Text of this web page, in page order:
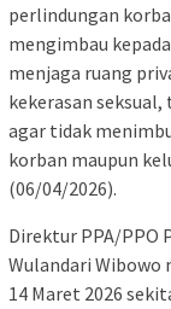
perlindungan
mengimbau
menjaga ruang
kekerasan
agar tidak
korban maupun
(06/04/2026).
Direktur PPA/PPO
Wulandari Wibowo
14 Maret 2026